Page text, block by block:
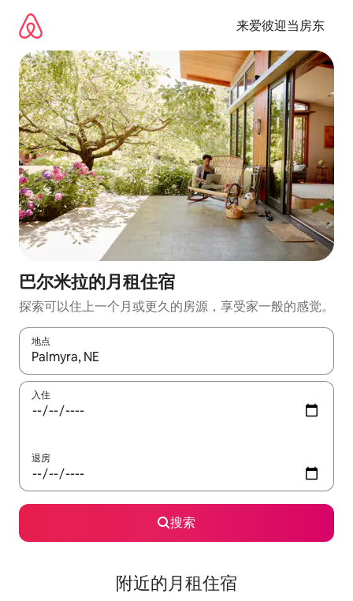
来爱彼迎当房东
巴尔米拉的月租住宿
探索可以住上一个月或更久的房源，享受家一般的感觉。
地点
如有搜索结果，请使用上下方向键查看，或通过点击或滑动手势
入住
退房
搜索
附近的月租住宿